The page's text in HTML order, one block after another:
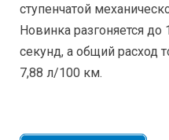
ступенчатой
Новинка разгоняется
секунд, а общий расход
7,88 л/100 км.